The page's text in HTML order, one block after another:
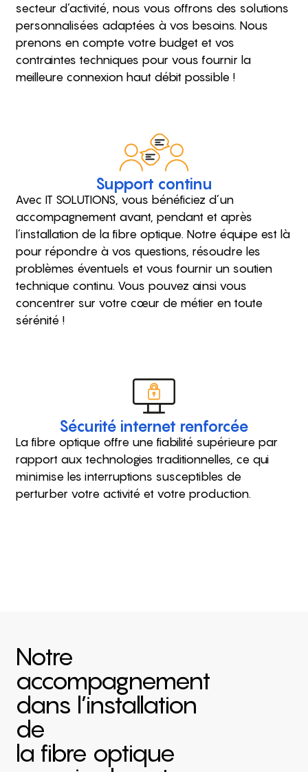
secteur d’activité, nous vous offrons des solutions
personnalisées adaptées à vos besoins. Nous
prenons en compte votre budget et vos
contraintes techniques pour vous fournir la
meilleure connexion haut débit possible !
Support continu
Avec IT SOLUTIONS, vous bénéficiez d’un
accompagnement avant, pendant et après
l’installation de la fibre optique. Notre équipe est là
pour répondre à vos questions, résoudre les
problèmes éventuels et vous fournir un soutien
technique continu. Vous pouvez ainsi vous
concentrer sur votre cœur de métier en toute
sérénité !
Sécurité internet renforcée
La fibre optique offre une fiabilité supérieure par
rapport aux technologies traditionnelles, ce qui
minimise les interruptions susceptibles de
perturber votre activité et votre production.
Notre
accompagnement
dans l’installation
de
la fibre optique